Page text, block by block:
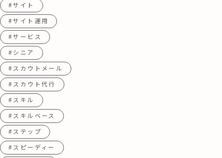
#サイト
#サイト運用
#サービス
#シニア
#スカウトメール
#スカウト代行
#スキル
#スキルベース
#ステップ
#スピーディー